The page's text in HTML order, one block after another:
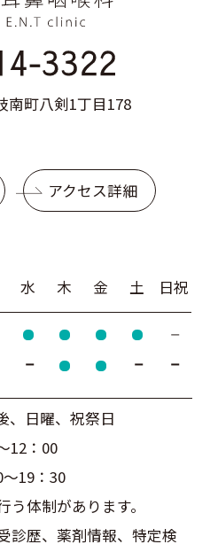
南町八剣1丁目178
アクセス詳細
水 木 金 土 日祝
、日曜、祝祭日
12：00
19：30
う体制があります。
診歴、薬剤情報、特定検